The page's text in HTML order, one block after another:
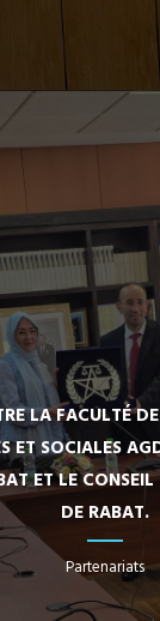
LA FACULTÉ
ET SOCIALES
ET LE CONSEIL
DE RABAT.
Partenariats